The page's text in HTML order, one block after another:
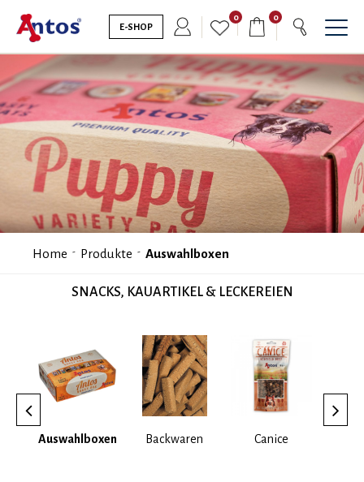
E-SHOP
0 0
Home Produkte Auswahlboxen
SNACKS, KAUARTIKEL & LECKEREIEN
Auswahlboxen Backwaren Canice